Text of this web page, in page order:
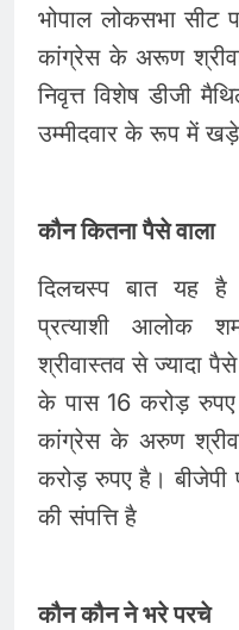
भोपाल लोकसभा सीट
कांग्रेस के अरूण
निवृत्त विशेष डीजी
उम्मीदवार के रूप में
कौन कितना पैसे वाला
दिलचस्प बात यह है
प्रत्याशी आलोक
श्रीवास्तव से ज्यादा
के पास 16 करोड़ रुपए
कांग्रेस के अरुण
करोड़ रुपए है। बीजेपी
की संपत्ति है
कौन कौन ने भरे परचे